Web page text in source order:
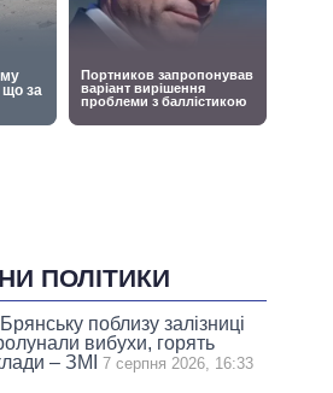
ПОЛІТИКИ
поблизу залізниці
вибухи, горять
– ЗМІ
7 серпня 2026, 16:33